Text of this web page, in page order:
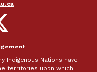
Indigenous Nations have
territories upon which